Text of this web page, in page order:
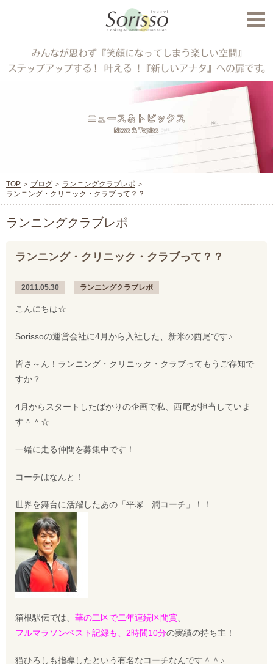
TOP ブログ
ランニングクラブレポ
ランニング・クリニック・クラブって？？
ランニングクラブレポ
ランニング・クリニック・クラブって？？
2011.05.30 ランニングクラブレポ
こんにちは☆
Sorissoの運営会社に4月から入社した、新米の西尾です♪
皆さ～ん！ランニング・クリニック・クラブってもうご存知で
すか？
4月からスタートしたばかりの企画で私、西尾が担当していま
す＾＾☆
一緒に走る仲間を募集中です！
コーチはなんと！
世界を舞台に活躍したあの「平塚 潤コーチ」！！
箱根駅伝では、 華の二区で二年連続区間賞
フルマラソンベスト記録も、2時間10分の実績の持ち主！
猫ひろしも指導したという有名なコーチなんです＾＾♪